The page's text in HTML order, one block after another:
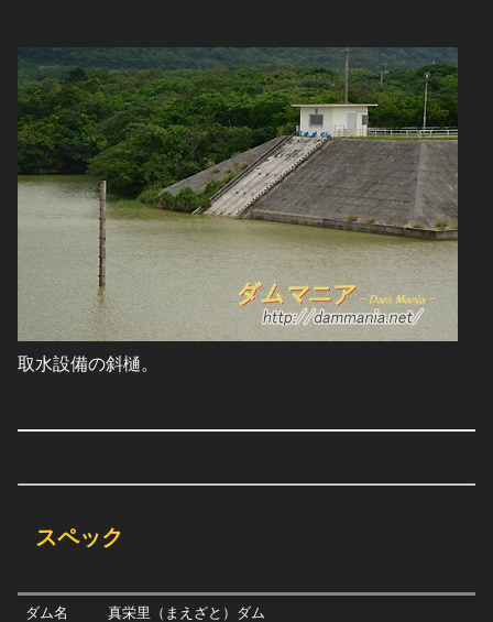
取水設備の斜樋。
スペック
ダム名 真栄里（まえざと）ダム